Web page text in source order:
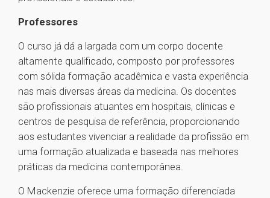
Professores
O curso já dá a largada com um corpo docente
altamente qualificado, composto por professores
com sólida formação acadêmica e vasta experiência
nas mais diversas áreas da medicina. Os docentes
são profissionais atuantes em hospitais, clínicas e
centros de pesquisa de referência, proporcionando
aos estudantes vivenciar a realidade da profissão em
uma formação atualizada e baseada nas melhores
práticas da medicina contemporânea.
O Mackenzie oferece uma formação diferenciada